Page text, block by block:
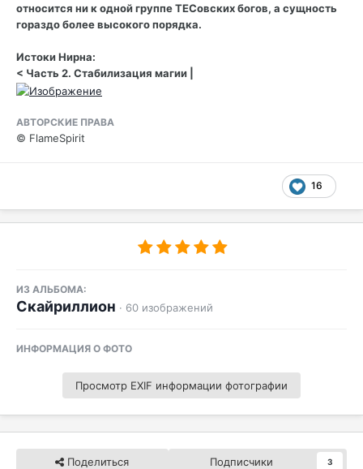
относится ни к одной группе ТЕСовских богов, а сущность
гораздо более высокого порядка.
Истоки Нирна:
< Часть 2. Стабилизация магии |
АВТОРСКИЕ ПРАВА
© FlameSpirit
16
ИЗ АЛЬБОМА:
Скайриллион · 60 изображений
ИНФОРМАЦИЯ О ФОТО
Просмотр EXIF информации фотографии
Поделиться Подписчики 3